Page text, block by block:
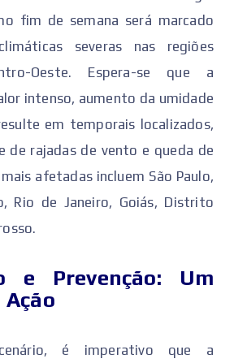
fim de semana será marcado
severas nas regiões
Oeste. Espera-se que a
intenso, aumento da umidade
em temporais localizados,
de rajadas de vento e queda de
afetadas incluem São Paulo,
Rio de Janeiro, Goiás, Distrito
e Prevenção: Um
Ação
é imperativo que a